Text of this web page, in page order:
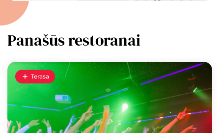
Panašūs restoranai
Terasa